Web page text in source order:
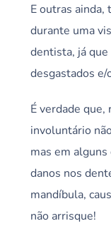
E outras
durante uma
dentista, já
desgastados e/
É verdade
involuntário
mas em
danos nos
mandíbula,
não arrisque!